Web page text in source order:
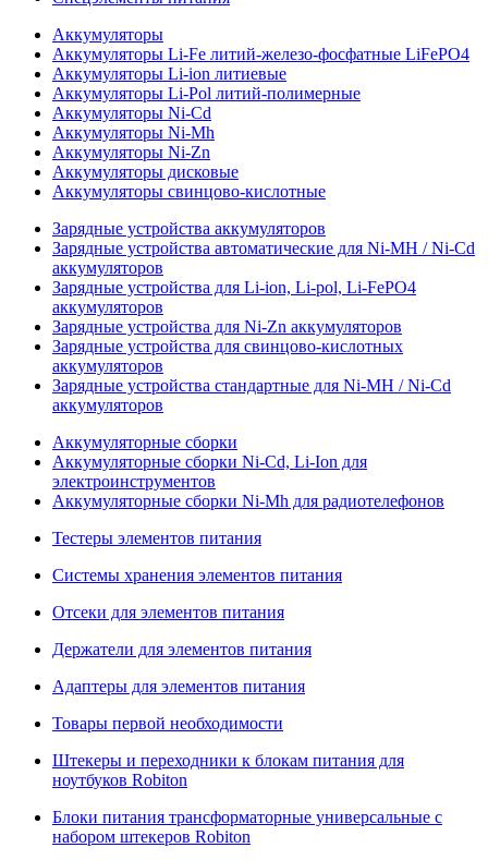
Аккумуляторы
Аккумуляторы Li-Fe литий-железо-фосфатные LiFePO4
Аккумуляторы Li-ion литиевые
Аккумуляторы Li-Pol литий-полимерные
Аккумуляторы Ni-Cd
Аккумуляторы Ni-Mh
Аккумуляторы Ni-Zn
Аккумуляторы дисковые
Аккумуляторы свинцово-кислотные
Зарядные устройства аккумуляторов
Зарядные устройства автоматические для Ni-MH / Ni-Cd
аккумуляторов
Зарядные устройства для Li-ion, Li-pol, Li-FePO4
аккумуляторов
Зарядные устройства для Ni-Zn аккумуляторов
Зарядные устройства для свинцово-кислотных
аккумуляторов
Зарядные устройства стандартные для Ni-MH / Ni-Cd
аккумуляторов
Аккумуляторные сборки
Аккумуляторные сборки Ni-Cd, Li-Ion для
электроинструментов
Аккумуляторные сборки Ni-Mh для радиотелефонов
Тестеры элементов питания
Системы хранения элементов питания
Отсеки для элементов питания
Держатели для элементов питания
Адаптеры для элементов питания
Товары первой необходимости
Штекеры и переходники к блокам питания для
ноутбуков Robiton
Блоки питания трансформаторные универсальные с
набором штекеров Robiton